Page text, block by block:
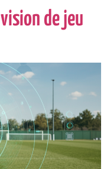
de jeu